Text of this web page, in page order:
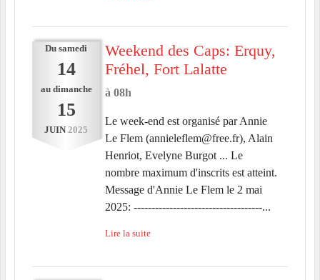
Du samedi
14
au dimanche
15
JUIN 2025
Weekend des Caps: Erquy,
Fréhel, Fort Lalatte
à 08h
Le week-end est organisé par Annie
Le Flem (annieleflem@free.fr), Alain
Henriot, Evelyne Burgot ... Le
nombre maximum d'inscrits est atteint.
Message d'Annie Le Flem le 2 mai
2025: ------------------------------------...
Lire la suite